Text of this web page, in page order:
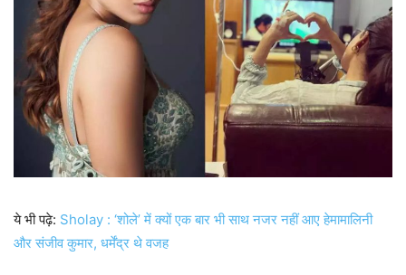
ये भी पढ़े: Sholay : ‘शोले’ में क्यों एक बार भी साथ नजर नहीं आए हेमामालिनी
और संजीव कुमार, धर्मेंद्र थे वजह